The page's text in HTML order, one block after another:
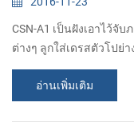
CSN-A1 เป็นฝังเอาไว้จั
ต่างๆ ลูกใส่เดรสตัวโปย่
ธนาคารสืบทอดต่อๆกันม
เหมือนกับผลิตภัณฑ์ของ
ที่จะถูกฝังอจะมีประเภท
วางมันไว้บนโต๊ะแล้วนะ
อ่านเพิ่มเติม